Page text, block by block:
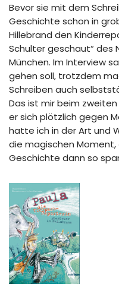
Bevor sie mit dem
Geschichte schon in
Hillebrand den
Schulter geschaut“ des
München. Im Interview
gehen soll, trotzdem
Schreiben auch
Das ist mir beim
er sich plötzlich gegen
hatte ich in der Art und
die magischen Moment,
Geschichte dann so